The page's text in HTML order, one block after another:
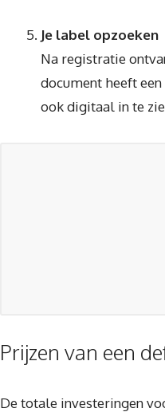
Je label opzoeken
Na registratie
document heeft
ook digitaal in te
Prijzen van een
De totale investeringen